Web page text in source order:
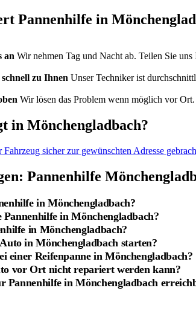
Pannenhilfe in
an Wir nehmen Tag und Nacht ab. Teilen Sie
zu Ihnen Unser Techniker ist
Wir lösen das Problem wenn möglich vor
in Mönchengladbach?
Fahrzeug sicher zur gewünschten Adresse
Pannenhilfe
in Mönchengladbach?
Pannenhilfe in Mönchengladbach?
in Mönchengladbach?
in Mönchengladbach starten?
einer Reifenpanne in Mönchengladbach?
vor Ort nicht repariert werden kann?
Pannenhilfe in Mönchengladbach